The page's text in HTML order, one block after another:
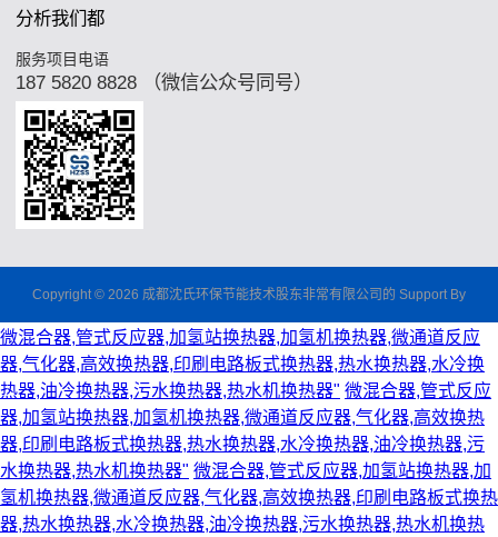
分析我们都
服务项目电语
187 5820 8828 （微信公众号同号）
Copyright © 2026 成都沈氏环保节能技术股东非常有限公司的 Support By
微混合器,管式反应器,加氢站换热器,加氢机换热器,微通道反应
器,气化器,高效换热器,印刷电路板式换热器,热水换热器,水冷换
热器,油冷换热器,污水换热器,热水机换热器" 微混合器,管式反应
器,加氢站换热器,加氢机换热器,微通道反应器,气化器,高效换热
器,印刷电路板式换热器,热水换热器,水冷换热器,油冷换热器,污
水换热器,热水机换热器" 微混合器,管式反应器,加氢站换热器,加
氢机换热器,微通道反应器,气化器,高效换热器,印刷电路板式换热
器,热水换热器,水冷换热器,油冷换热器,污水换热器,热水机换热